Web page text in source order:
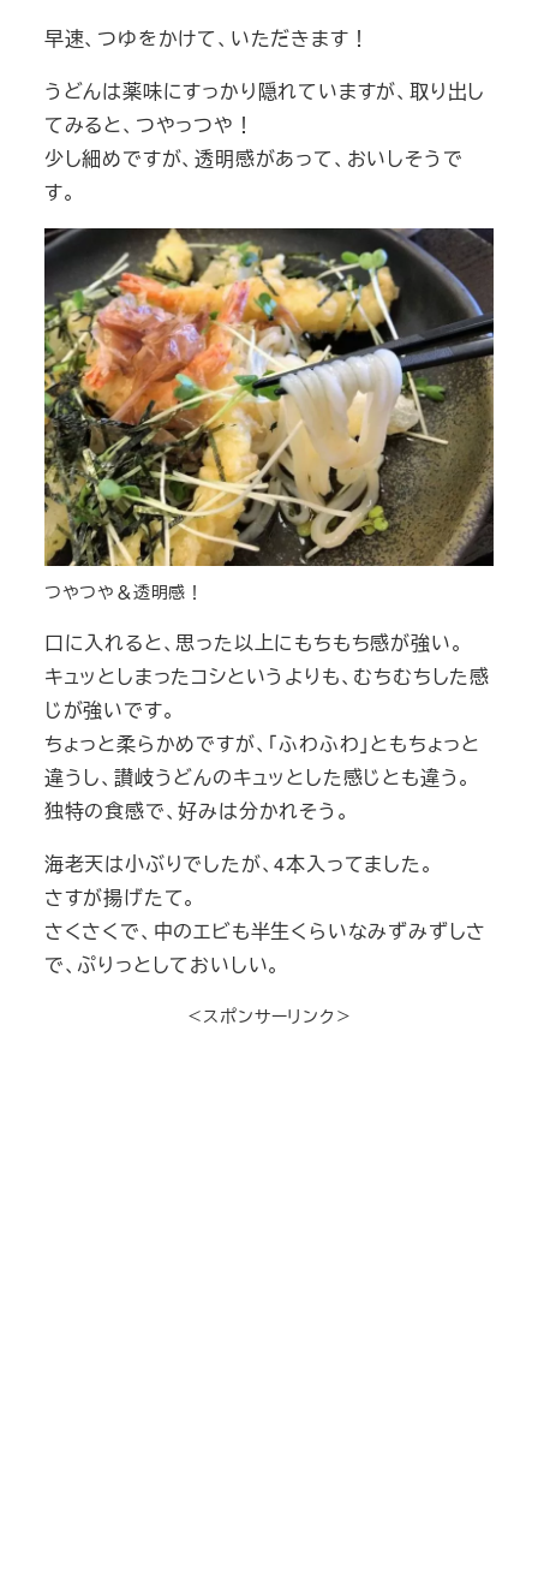
早速、つゆをかけて、いただきます！
うどんは薬味にすっかり隠れていますが、取り出し
てみると、つやっつや！
少し細めですが、透明感があって、おいしそうで
す。
つやつや＆透明感！
口に入れると、思った以上にもちもち感が強い。
キュッとしまったコシというよりも、むちむちした感
じが強いです。
ちょっと柔らかめですが、「ふわふわ」ともちょっと
違うし、讃岐うどんのキュッとした感じとも違う。
独特の食感で、好みは分かれそう。
海老天は小ぶりでしたが、4本入ってました。
さすが揚げたて。
さくさくで、中のエビも半生くらいなみずみずしさ
で、ぷりっとしておいしい。
＜スポンサーリンク＞